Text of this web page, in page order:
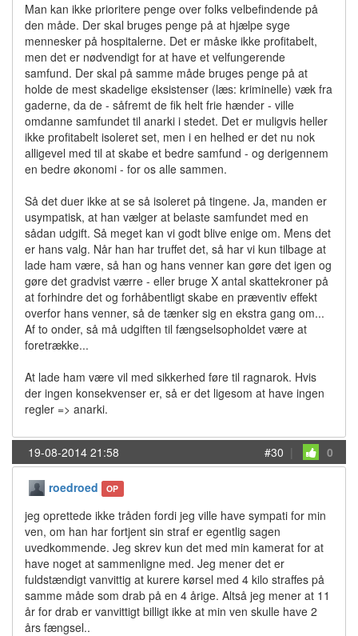
Man kan ikke prioritere penge over folks velbefindende på
den måde. Der skal bruges penge på at hjælpe syge
mennesker på hospitalerne. Det er måske ikke profitabelt,
men det er nødvendigt for at have et velfungerende
samfund. Der skal på samme måde bruges penge på at
holde de mest skadelige eksistenser (læs: kriminelle) væk fra
gaderne, da de - såfremt de fik helt frie hænder - ville
omdanne samfundet til anarki i stedet. Det er muligvis heller
ikke profitabelt isoleret set, men i en helhed er det nu nok
alligevel med til at skabe et bedre samfund - og derigennem
en bedre økonomi - for os alle sammen.
Så det duer ikke at se så isoleret på tingene. Ja, manden er
usympatisk, at han vælger at belaste samfundet med en
sådan udgift. Så meget kan vi godt blive enige om. Mens det
er hans valg. Når han har truffet det, så har vi kun tilbage at
lade ham være, så han og hans venner kan gøre det igen og
gøre det gradvist værre - eller bruge X antal skattekroner på
at forhindre det og forhåbentligt skabe en præventiv effekt
overfor hans venner, så de tænker sig en ekstra gang om...
Af to onder, så må udgiften til fængselsopholdet være at
foretrække...
At lade ham være vil med sikkerhed føre til ragnarok. Hvis
der ingen konsekvenser er, så er det ligesom at have ingen
regler => anarki.
19-08-2014 21:58 #30 | 0
roedroed OP
jeg oprettede ikke tråden fordi jeg ville have sympati for min
ven, om han har fortjent sin straf er egentlig sagen
uvedkommende. Jeg skrev kun det med min kamerat for at
have noget at sammenligne med. Jeg mener det er
fuldstændigt vanvittig at kurere kørsel med 4 kilo straffes på
samme måde som drab på en 4 årige. Altså jeg mener at 11
år for drab er vanvittigt billigt ikke at min ven skulle have 2
års fængsel..